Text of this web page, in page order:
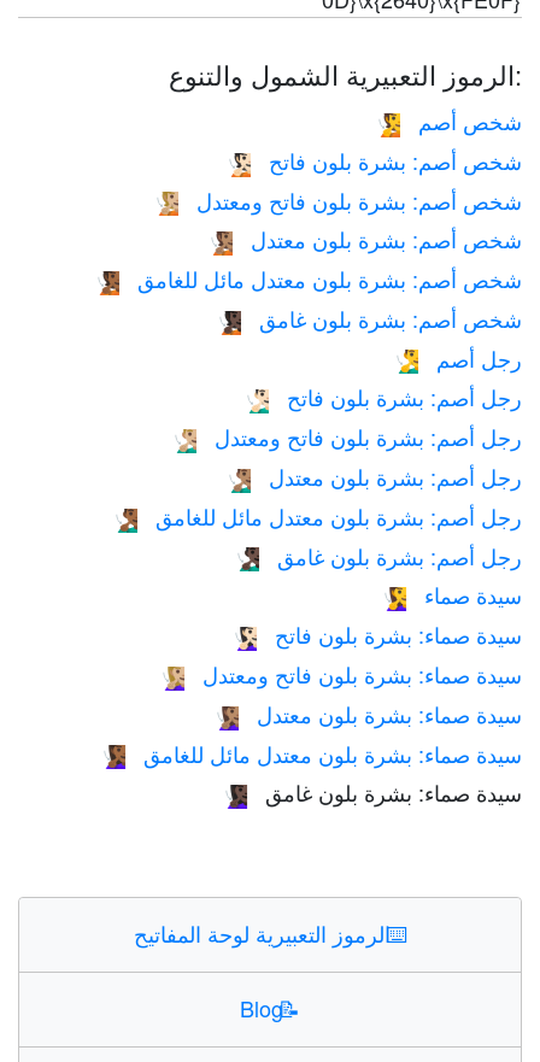
الرموز التعبيرية الشمول والتنوع:
🧏 شخص أصم
🧏🏻 شخص أصم: بشرة بلون فاتح
🧏🏼 شخص أصم: بشرة بلون فاتح ومعتدل
🧏🏽 شخص أصم: بشرة بلون معتدل
🧏🏾 شخص أصم: بشرة بلون معتدل مائل للغامق
🧏🏿 شخص أصم: بشرة بلون غامق
🧏‍♂️ رجل أصم
🧏🏻‍♂️ رجل أصم: بشرة بلون فاتح
🧏🏼‍♂️ رجل أصم: بشرة بلون فاتح ومعتدل
🧏🏽‍♂️ رجل أصم: بشرة بلون معتدل
🧏🏾‍♂️ رجل أصم: بشرة بلون معتدل مائل للغامق
🧏🏿‍♂️ رجل أصم: بشرة بلون غامق
🧏‍♀️ سيدة صماء
🧏🏻‍♀️ سيدة صماء: بشرة بلون فاتح
🧏🏼‍♀️ سيدة صماء: بشرة بلون فاتح ومعتدل
🧏🏽‍♀️ سيدة صماء: بشرة بلون معتدل
🧏🏾‍♀️ سيدة صماء: بشرة بلون معتدل مائل للغامق
🧏🏿‍♀️ سيدة صماء: بشرة بلون غامق
⌨️الرموز التعبيرية لوحة المفاتيح
📝
Blog